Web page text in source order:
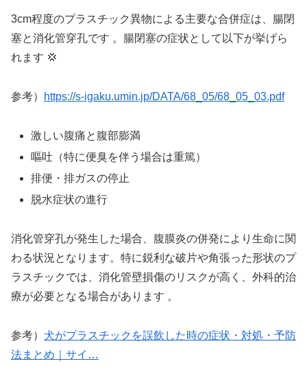
3cm程度のプラスチック異物による主要な合併症は、腸閉
塞と消化管穿孔です 。腸閉塞の症状として以下が挙げら
れます 💢
参考） https://s-igaku.umin.jp/DATA/68_05/68_05_03.pdf
激しい腹痛と腹部膨満
嘔吐（特に便臭を伴う場合は重篤）
排便・排ガスの停止
脱水症状の進行
消化管穿孔が発生した場合、腹膜炎の併発により生命に関
わる状況となります。特に鋭利な破片や角張った形状のプ
ラスチックでは、消化管壁損傷のリスクが高く、外科的治
療が必要となる場合があります 。
参考） 犬がプラスチックを誤飲した時の症状・対処・予防
法まとめ｜サイ…